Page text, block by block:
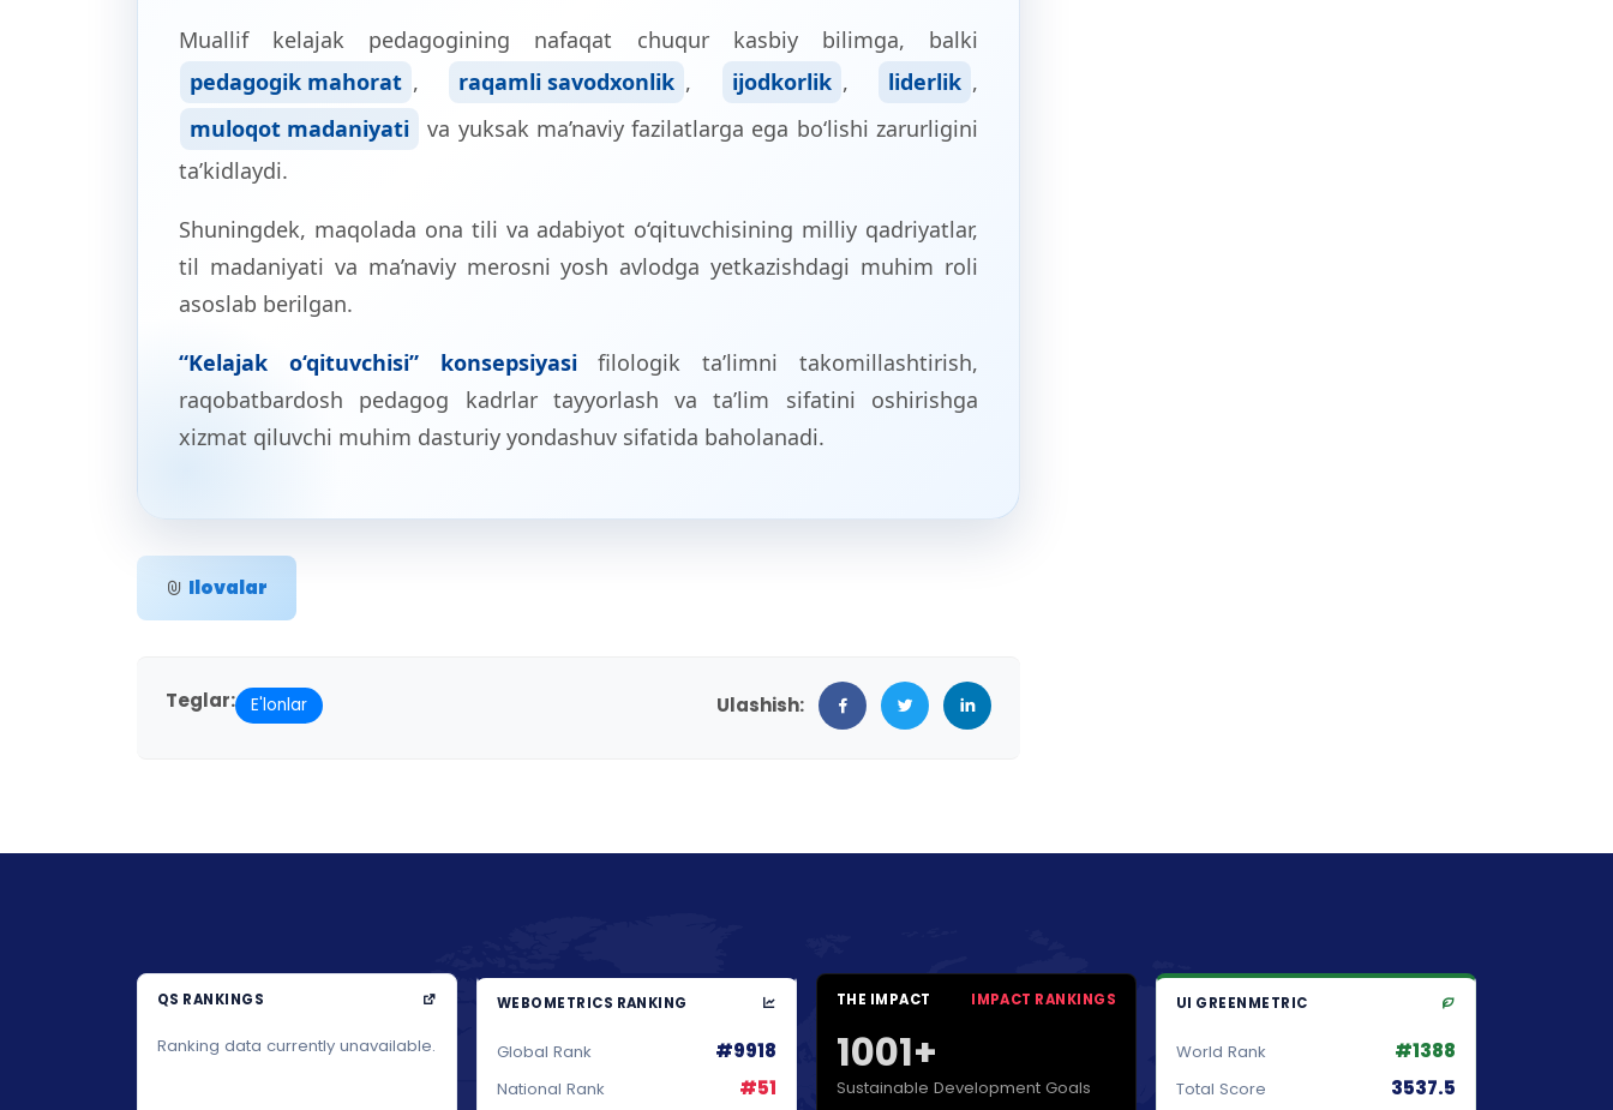
Muallif kelajak pedagogining nafaqat chuqur kasbiy bilimga, balki
pedagogik mahorat , raqamli savodxonlik , ijodkorlik , liderlik ,
muloqot madaniyati
va yuksak ma’naviy fazilatlarga ega bo‘lishi zarurligini
ta’kidlaydi.
Shuningdek, maqolada ona tili va adabiyot o‘qituvchisining milliy qadriyatlar,
til madaniyati va ma’naviy merosni yosh avlodga yetkazishdagi muhim roli
asoslab berilgan.
“Kelajak o‘qituvchisi” konsepsiyasifilologik ta’limni takomillashtirish,
raqobatbardosh pedagog kadrlar tayyorlash va ta’lim sifatini oshirishga
xizmat qiluvchi muhim dasturiy yondashuv sifatida baholanadi.
Ilovalar
Teglar: E'lonlar Ulashish:
QS RANKINGS
Ranking data currently unavailable.
WEBOMETRICS RANKING
Global Rank #9918
National Rank #51
THE IMPACT IMPACT RANKINGS
1001+
Sustainable Development Goals
UI GREENMETRIC
World Rank #1388
Total Score 3537.5